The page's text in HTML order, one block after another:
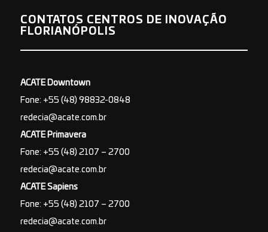
CONTATOS CENTROS DE INOVAÇÃO
FLORIANÓPOLIS
ACATE Downtown
Fone: +55 (48) 98832-0848
redecia@acate.com.br
ACATE Primavera
Fone: +55 (48) 2107 – 2700
redecia@acate.com.br
ACATE Sapiens
Fone: +55 (48) 2107 – 2700
redecia@acate.com.br